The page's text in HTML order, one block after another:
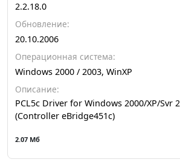
2.2.18.0
Обновление:
20.10.2006
Операционная система:
Windows 2000 / 2003, WinXP
Описание:
PCL5c Driver for Windows 2000/XP/Svr
(Controller eBridge451c)
2.07 Мб